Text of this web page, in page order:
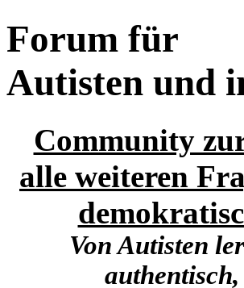
Forum für
Autisten und
Community
alle weiteren
Von Autisten